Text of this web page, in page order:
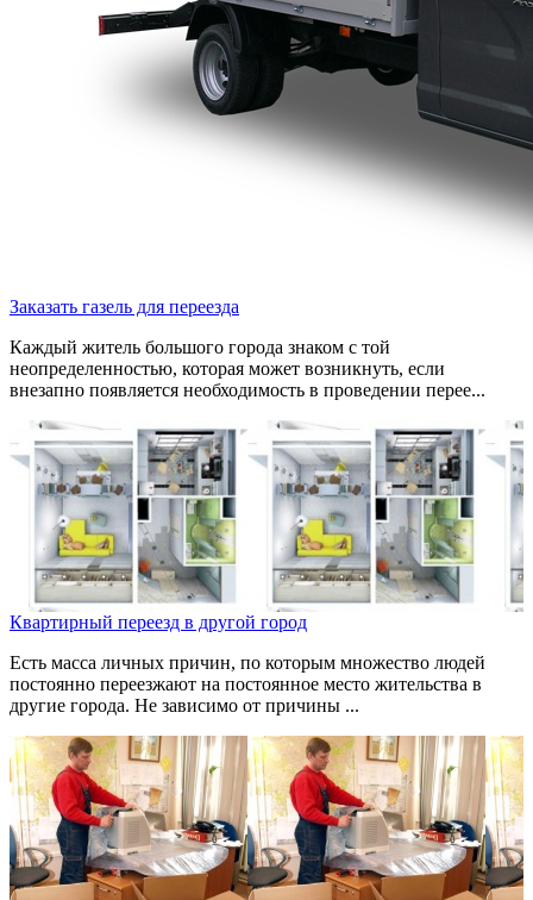
Заказать газель для переезда
Каждый житель большого города знаком с той
неопределенностью, которая может возникнуть, если
внезапно появляется необходимость в проведении перее...
Квартирный переезд в другой город
Есть масса личных причин, по которым множество людей
постоянно переезжают на постоянное место жительства в
другие города. Не зависимо от причины ...